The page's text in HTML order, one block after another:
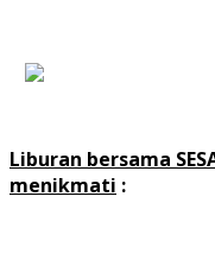
Liburan bersama
menikmati :